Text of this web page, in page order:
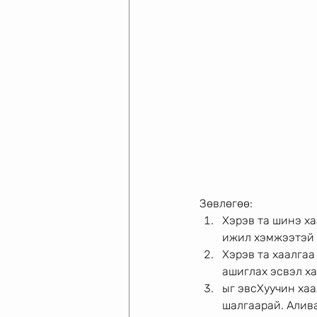
Зөвлөгөө:
Хэрэв та шинэ
ижил хэмжээтэй
Хэрэв та
ашиглах эсвэл
ыг эвсХуучин
шалгаарай.